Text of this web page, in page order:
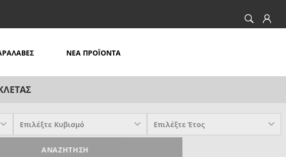
ΝΕΑ ΠΡΟΪΟΝΤΑ
ΑΝΑΖΉΤΗΣΗ